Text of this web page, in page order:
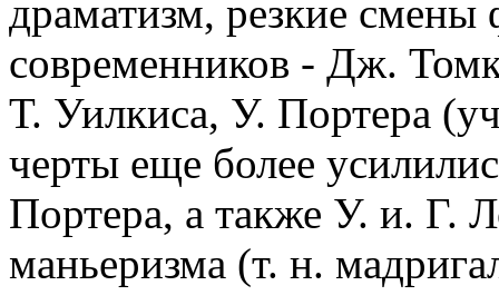
драматизм, резкие
современников - Дж.
Т. Уилкиса, У. Портера
черты еще более
Портера, а также У. и. Г.
маньеризма (т. н.